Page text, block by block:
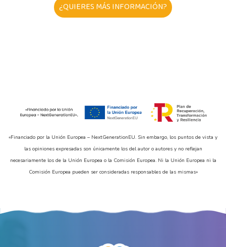
¿QUIERES MÁS INFORMACIÓN?
«Financiado por la Unión Europea – NextGenerationEU. Sin embargo, los puntos de vista y
las opiniones expresadas son únicamente los del autor o autores y no reflejan
necesariamente los de la Unión Europea o la Comisión Europea. Ni la Unión Europea ni la
Comisión Europea pueden ser consideradas responsables de las mismas»